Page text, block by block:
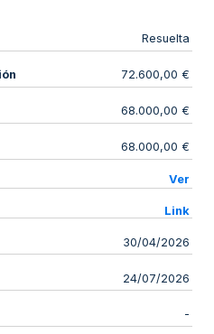
Resuelta
72.600,00 €
68.000,00 €
68.000,00 €
Ver
Link
30/04/2026
24/07/2026
-